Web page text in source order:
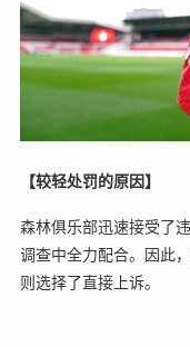
【较轻处罚的原因】
森林俱乐部迅速接受了
调查中全力配合。因此
则选择了直接上诉。